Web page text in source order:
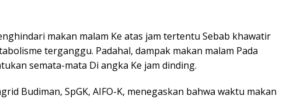
makan malam Ke atas jam tertentu Sebab khawatir
terganggu. Padahal, dampak makan malam Pada
semata-mata Di angka Ke jam dinding.
Budiman, SpGK, AIFO-K, menegaskan bahwa waktu makan